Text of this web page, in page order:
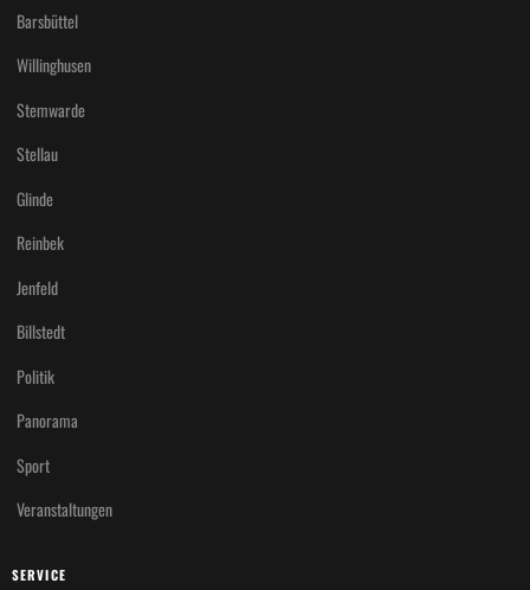
Barsbüttel
Willinghusen
Stemwarde
Stellau
Glinde
Reinbek
Jenfeld
Billstedt
Politik
Panorama
Sport
Veranstaltungen
SERVICE